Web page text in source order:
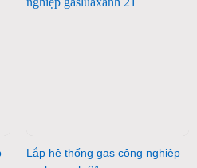
Lắp hệ thống gas công nghiệp